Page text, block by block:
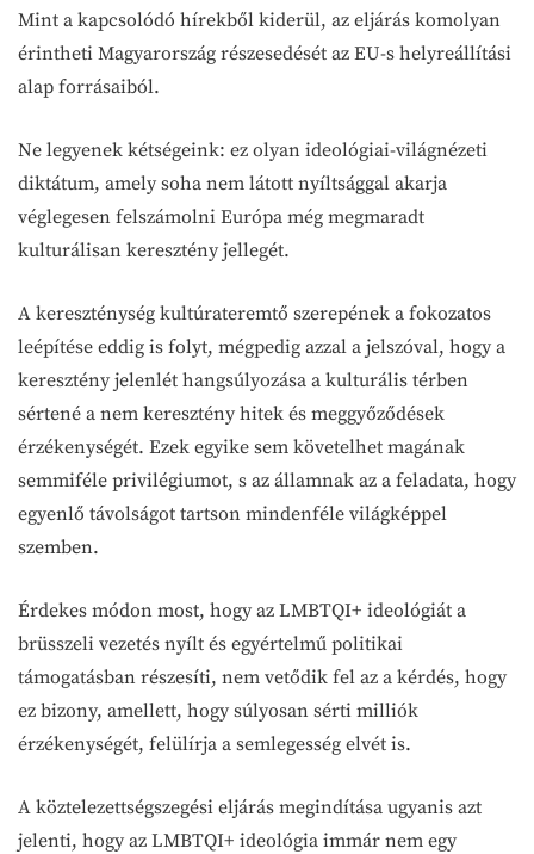
Mint a kapcsolódó hírekből kiderül, az eljárás komolyan
érintheti Magyarország részesedését az EU-s helyreállítási
alap forrásaiból.
Ne legyenek kétségeink: ez olyan ideológiai-világnézeti
diktátum, amely soha nem látott nyíltsággal akarja
véglegesen felszámolni Európa még megmaradt
kulturálisan keresztény jellegét.
A kereszténység kultúrateremtő szerepének a fokozatos
leépítése eddig is folyt, mégpedig azzal a jelszóval, hogy a
keresztény jelenlét hangsúlyozása a kulturális térben
sértené a nem keresztény hitek és meggyőződések
érzékenységét. Ezek egyike sem követelhet magának
semmiféle privilégiumot, s az államnak az a feladata, hogy
egyenlő távolságot tartson mindenféle világképpel
szemben.
Érdekes módon most, hogy az LMBTQI+ ideológiát a
brüsszeli vezetés nyílt és egyértelmű politikai
támogatásban részesíti, nem vetődik fel az a kérdés, hogy
ez bizony, amellett, hogy súlyosan sérti milliók
érzékenységét, felülírja a semlegesség elvét is.
A köztelezettségszegési eljárás megindítása ugyanis azt
jelenti, hogy az LMBTQI+ ideológia immár nem egy